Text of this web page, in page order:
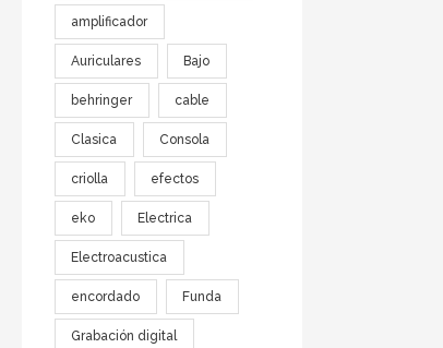
amplificador
Auriculares Bajo
behringer cable
Clasica Consola
criolla efectos
eko Electrica
Electroacustica
encordado Funda
Grabación digital